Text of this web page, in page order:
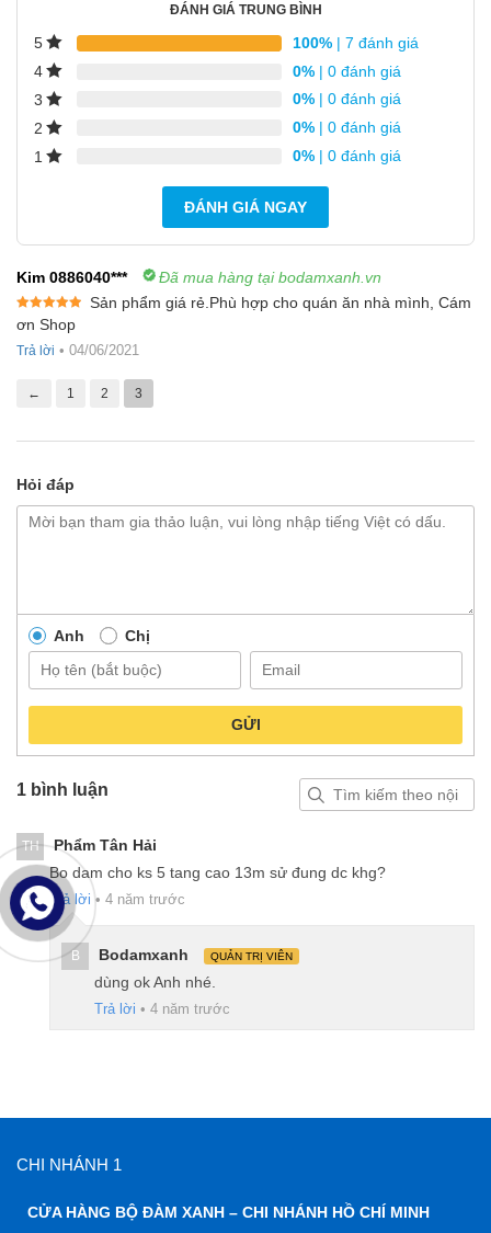
ĐÁNH GIÁ TRUNG BÌNH
5 100% | 7 đánh giá
4
0% | 0 đánh giá
3
0% | 0 đánh giá
2
0% | 0 đánh giá
1
0% | 0 đánh giá
ĐÁNH GIÁ NGAY
Kim 0886040*** Đã mua hàng tại bodamxanh.vn
Được xếp
hạng55
sao
Sản phẩm giá rẻ.Phù hợp cho quán ăn nhà mình, Cám
ơn Shop
Trả lời • 04/06/2021
← 1 2 3
Hỏi đáp
Anh Chị
GỬI
1 bình luận
TH
Phẩm Tân Hải
Bo dam cho ks 5 tang cao 13m sử đung dc khg?
Trả lời • 4 năm trước
B Bodamxanh QUẢN TRỊ VIÊN
dùng ok Anh nhé.
Trả lời • 4 năm trước
CHI NHÁNH 1
CỬA HÀNG BỘ ĐÀM XANH – CHI NHÁNH HỒ CHÍ MINH